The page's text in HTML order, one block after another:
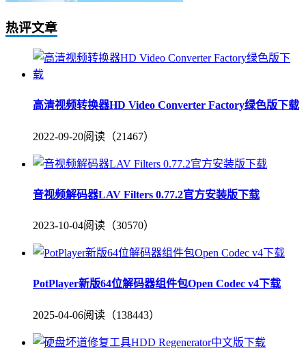
热评文章
高清视频转换器HD Video Converter Factory绿色版下载
2022-09-20阅读（21467）
音视频解码器LAV Filters 0.77.2官方安装版下载
2023-10-04阅读（30570）
PotPlayer新版64位解码器组件包Open Codec v4下载
2025-04-06阅读（138443）